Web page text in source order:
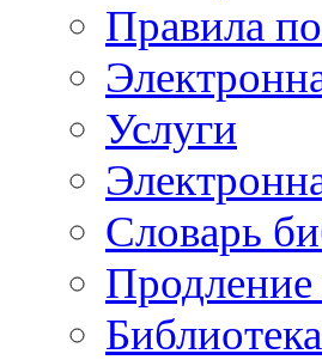
Правила
Услуги
Словарь